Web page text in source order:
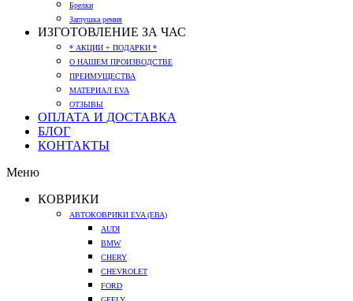
Брелки
Заглушка ремня
ИЗГОТОВЛЕНИЕ ЗА ЧАС
* АКЦИИ + ПОДАРКИ *
О НАШЕМ ПРОИЗВОДСТВЕ
ПРЕИМУЩЕСТВА
МАТЕРИАЛ EVA
ОТЗЫВЫ
ОПЛАТА И ДОСТАВКА
БЛОГ
КОНТАКТЫ
Меню
КОВРИКИ
АВТОКОВРИКИ EVA (ЕВА)
AUDI
BMW
CHERY
CHEVROLET
FORD